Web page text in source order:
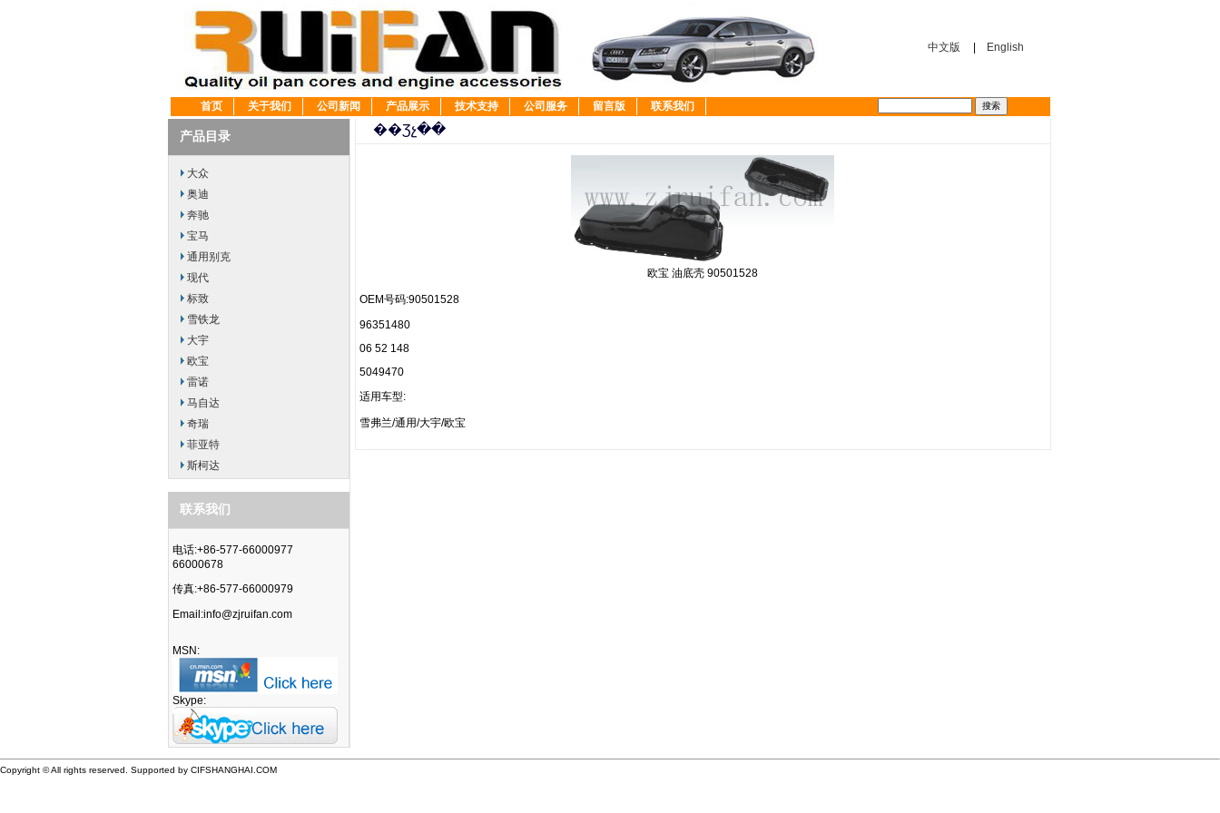
中文版 English
首页 关于我们 公司新闻 产品展示 技术支持 公司服务 留言版 联系我们
产品目录
大众
奥迪
奔驰
宝马
通用别克
现代
标致
雪铁龙
大宇
欧宝
雷诺
马自达
奇瑞
菲亚特
斯柯达
联系我们
电话:+86-577-66000977
66000678
传真:+86-577-66000979
Email:info@zjruifan.com
MSN:
Skype:
��Ʒչ��
欧宝 油底壳 90501528
OEM号码:90501528
96351480
06 52 148
5049470
适用车型:
雪弗兰/通用/大宇/欧宝
Copyright © All rights reserved. Supported by CIFSHANGHAI.COM